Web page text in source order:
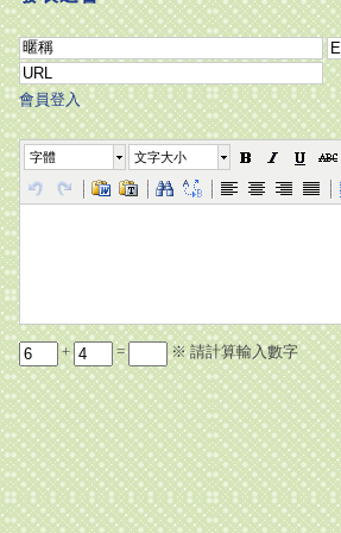
會員登入
字體 文字大小
+ = ※ 請計算輸入數字